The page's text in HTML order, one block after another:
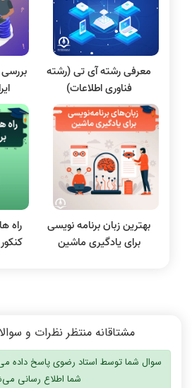
علم داده
مقاله نویسی
بلاکچین
پایگاه داده
الکترونیک دیجیتال
سیستم عامل
نظریه زبانها
سیگنال و سیستمها
معرفی رشته آی تی (رشته
فناوری اطلاعات)
بررسی
بهترین زبان برنامه نویسی
برای یادگیری ماشین
راه
مشتاقانه منتظر نظرات و
سوال شما توسط استاد رضوی پاسخ داده
شما اطلاع رسانی